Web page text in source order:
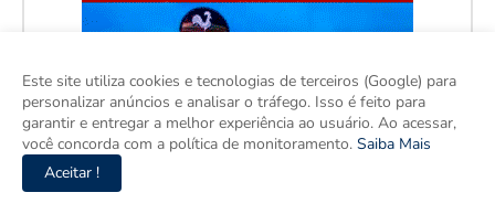
Este site utiliza cookies e tecnologias de terceiros (Google) para
personalizar anúncios e analisar o tráfego. Isso é feito para
garantir e entregar a melhor experiência ao usuário. Ao acessar,
você concorda com a política de monitoramento. Saiba Mais
Aceitar !